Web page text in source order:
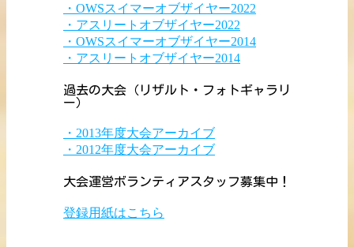
・OWSスイマーオブザイヤー2022
・アスリートオブザイヤー2022
・OWSスイマーオブザイヤー2014
・アスリートオブザイヤー2014
過去の大会（リザルト・フォトギャラリ
ー）
・2013年度大会アーカイブ
・2012年度大会アーカイブ
大会運営ボランティアスタッフ募集中！
登録用紙はこちら